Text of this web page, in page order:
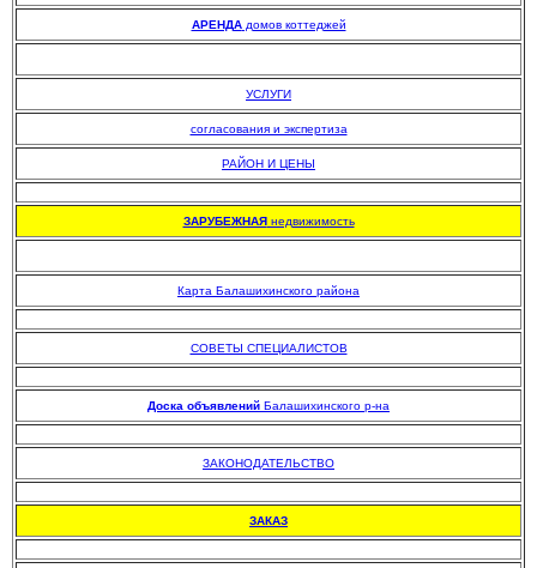
АРЕНДАдомов коттеджей
УСЛУГИ
согласования и экспертиза
РАЙОН И ЦЕНЫ
ЗАРУБЕЖНАЯнедвижимость
Карта Балашихинского района
СОВЕТЫ СПЕЦИАЛИСТОВ
Доска объявлений Балашихинского р-на
ЗАКОНОДАТЕЛЬСТВО
ЗАКАЗ